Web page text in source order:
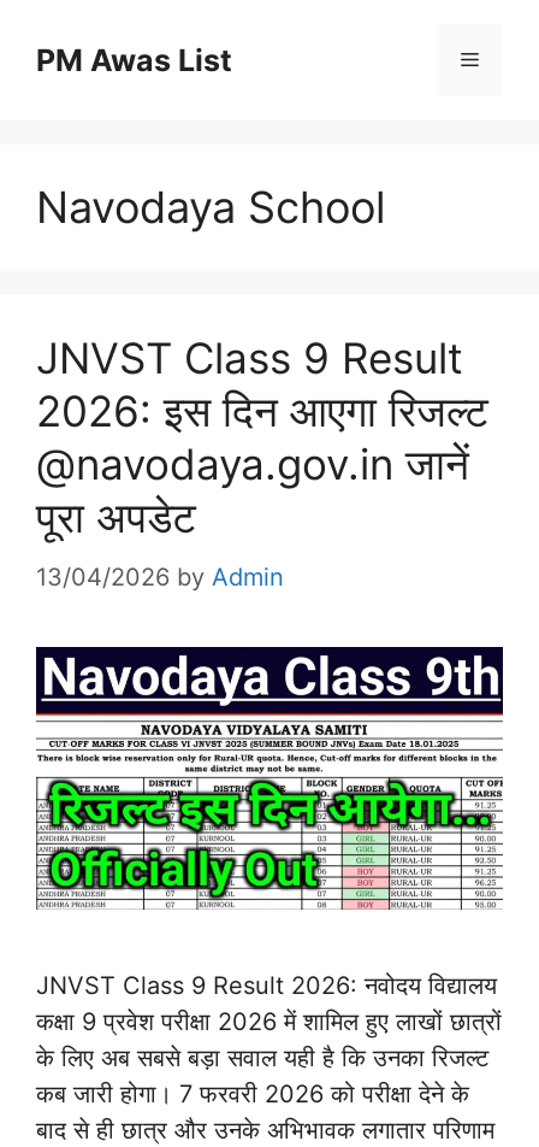
PM Awas List Menu
Navodaya School
JNVST Class 9 Result
2026: इस दिन आएगा रिजल्ट
@navodaya.gov.in जानें
पूरा अपडेट
13/04/2026 by Admin
JNVST Class 9 Result 2026: नवोदय विद्यालय
कक्षा 9 प्रवेश परीक्षा 2026 में शामिल हुए लाखों छात्रों
के लिए अब सबसे बड़ा सवाल यही है कि उनका रिजल्ट
कब जारी होगा। 7 फरवरी 2026 को परीक्षा देने के
बाद से ही छात्र और उनके अभिभावक लगातार परिणाम